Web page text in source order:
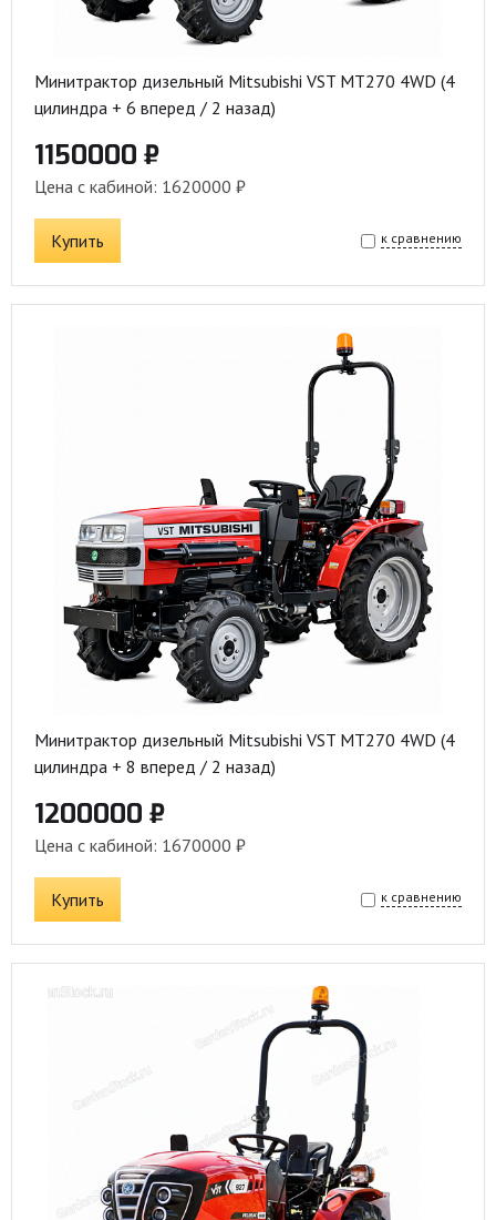
Минитрактор дизельный Mitsubishi VST MT270 4WD (4
цилиндра + 6 вперед / 2 назад)
1150000 ₽
Цена с кабиной: 1620000 ₽
Купить к сравнению
Минитрактор дизельный Mitsubishi VST MT270 4WD (4
цилиндра + 8 вперед / 2 назад)
1200000 ₽
Цена с кабиной: 1670000 ₽
Купить к сравнению